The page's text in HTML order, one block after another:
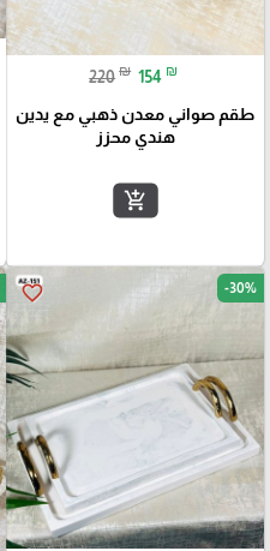
220 ₪ 154 ₪
طقم صواني معدن ذهبي مع يدين
هندي محزز
add_shopping_cart
favorite_border -30%